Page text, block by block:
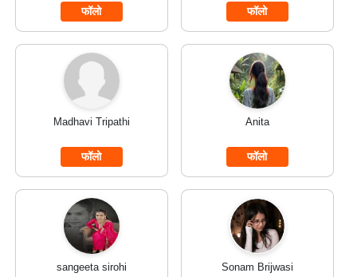
फॉलो फॉलो
Madhavi Tripathi
फॉलो
Anita
फॉलो
sangeeta sirohi Sonam Brijwasi